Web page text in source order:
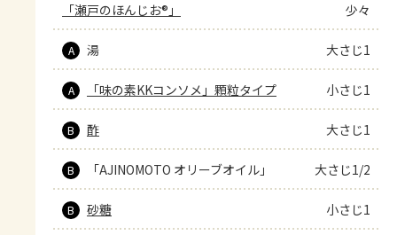
「瀬戸のほんじお®」 少々
A 湯 大さじ1
A 「味の素KKコンソメ」顆粒タイプ 小さじ1
B 酢 大さじ1
B 「AJINOMOTO オリーブオイル」 大さじ1/2
B 砂糖 小さじ1